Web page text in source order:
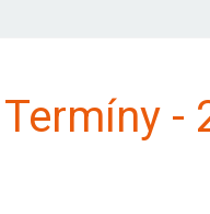
Termíny -